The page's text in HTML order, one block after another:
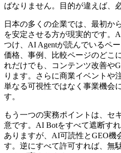
ばなりません。目的が違えば、
日本の多くの企業では、最初か
を安定させる方が現実的です。
つけ、AI Agentが読んでいるペ
価格、事例、比較ページのどこ
れだけでも、コンテンツ改善や
ります。さらに商業イベントや
単なる可視性ではなく事業機会
す。
もう一つの実務ポイントは、セ
意です。AI Botをすべて遮断す
ありますが、AI可読性とGEO機
す。逆にすべて許可すれば、無